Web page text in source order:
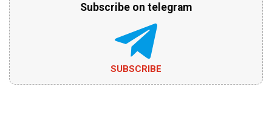
Subscribe on telegram
SUBSCRIBE